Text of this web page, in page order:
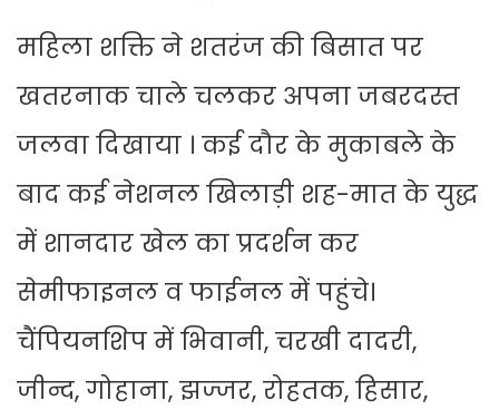
महिला शक्ति ने शतरंज की बिसात पर
खतरनाक चाले चलकर अपना जबरदस्त
जलवा दिखाया । कई दौर के मुकाबले के
बाद कई नेशनल खिलाड़ी शह-मात के युद्ध
में शानदार खेल का प्रदर्शन कर
सेमीफाइनल व फाईनल में पहुंचे।
चैंपियनशिप में भिवानी, चरखी दादरी,
जीन्द, गोहाना, झज्जर, रोहतक, हिसार,